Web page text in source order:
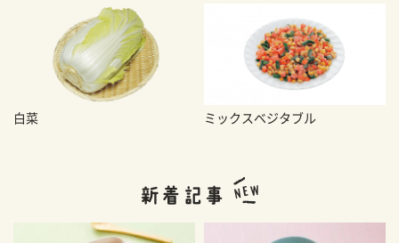
白菜 ミックスベジタブル